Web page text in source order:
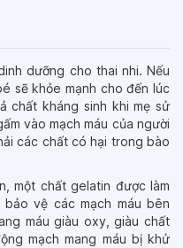
dưỡng cho thai nhi. Nếu
sẽ khỏe mạnh cho đến lúc
chất kháng sinh khi mẹ sử
vào mạch máu của người
các chất có hại trong bào
một chất gelatin được làm
vệ các mạch máu bên
máu giàu oxy, giàu chất
mạch mang máu bị khử